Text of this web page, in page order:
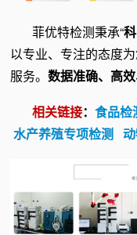
菲优特检测秉承“
以专业、专注的态度
服务。数据准确、高
相关链接：食品检
水产养殖专项检测